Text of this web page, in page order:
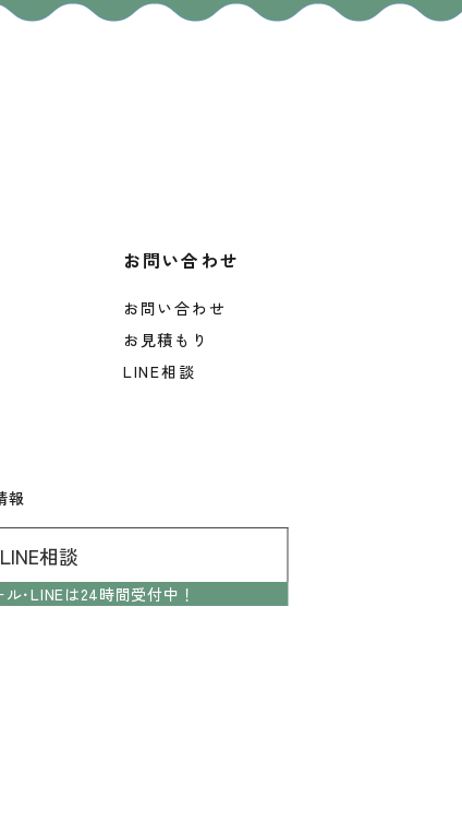
LINE相談
ル･LINEは24時間受付中！
報
お問い合わせ
お問い合わせ
お見積もり
LINE相談